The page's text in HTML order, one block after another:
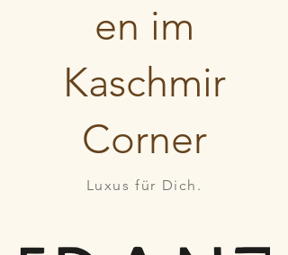
en im
Kaschmir
Corner
Luxus für Dich.